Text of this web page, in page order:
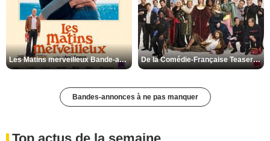
Les Matins merveilleux Bande-annonce VF De la Comédie-Française Teaser VF
Bandes-annonces à ne pas manquer